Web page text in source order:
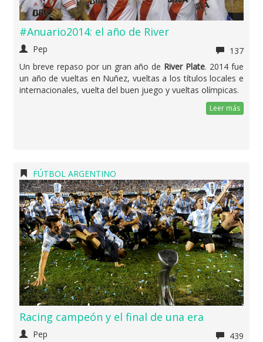
#Anuario2014: el año de River
Pep
137
Un breve repaso por un gran año de River Plate. 2014 fue
un año de vueltas en Nuñez, vueltas a los títulos locales e
internacionales, vuelta del buen juego y vueltas olímpicas.
Leer más
FÚTBOL ARGENTINO
Racing campeón y el final de una era
Pep
439